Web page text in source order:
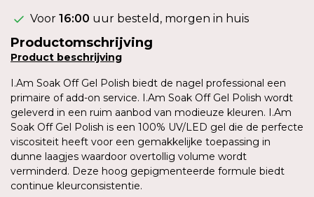
Voor 16:00 uur besteld, morgen in huis
Productomschrijving
Product beschrijving
I.Am Soak Off Gel Polish biedt de nagel professional een
primaire of add-on service. I.Am Soak Off Gel Polish wordt
geleverd in een ruim aanbod van modieuze kleuren. I.Am
Soak Off Gel Polish is een 100% UV/LED gel die de perfecte
viscositeit heeft voor een gemakkelijke toepassing in
dunne laagjes waardoor overtollig volume wordt
verminderd. Deze hoog gepigmenteerde formule biedt
continue kleurconsistentie.